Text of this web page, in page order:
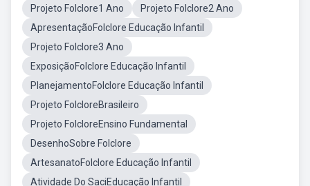
Projeto Folclore1 Ano
Projeto Folclore2 Ano
ApresentaçãoFolclore Educação Infantil
Projeto Folclore3 Ano
ExposiçãoFolclore Educação Infantil
PlanejamentoFolclore Educação Infantil
Projeto FolcloreBrasileiro
Projeto FolcloreEnsino Fundamental
DesenhoSobre Folclore
ArtesanatoFolclore Educação Infantil
Atividade Do SaciEducação Infantil